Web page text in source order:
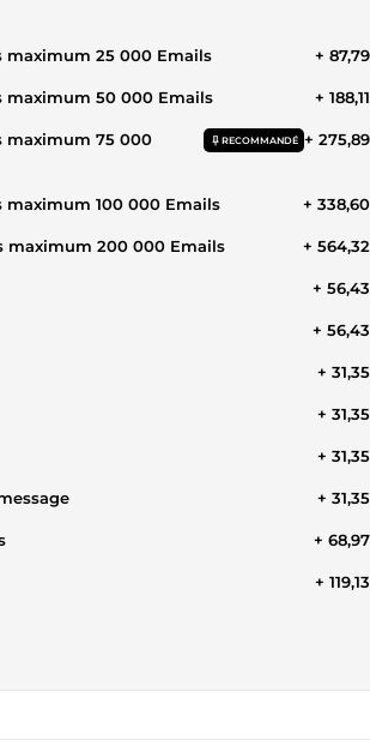
maximum 25 000 Emails +
maximum 50 000 Emails +
maximum 75 000
RECOMMANDÉ +
maximum 100 000 Emails +
maximum 200 000 Emails +
+
+
+
+
+
+
+
+